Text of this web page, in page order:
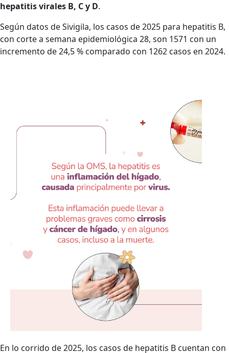
hepatitis virales B, C y D.
Según datos de Sivigila, los casos de 2025 para hepatitis B,
con corte a semana epidemiológica 28, son 1571 con un
incremento de 24,5 % comparado con 1262 casos en 2024.
En lo corrido de 2025, los casos de hepatitis B cuentan con